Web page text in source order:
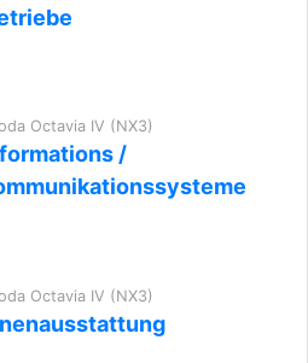
Octavia IV (NX3)
/
Octavia IV (NX3)